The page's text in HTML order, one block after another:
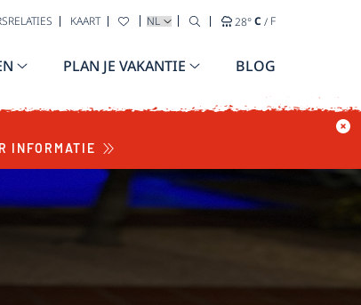
KAART TAAL SELECTEREN 28°C / F
PLAN JE VAKANTIE BLOG
INFORMATIE